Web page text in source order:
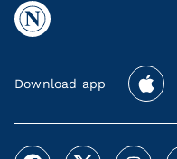
Download app